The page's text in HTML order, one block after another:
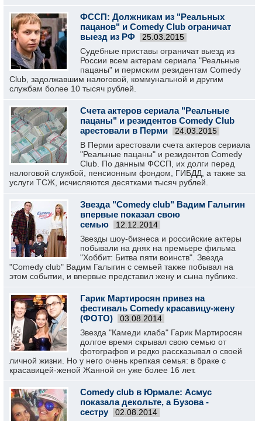
ФССП: Должникам из "Реальных
пацанов" и Comedy Club ограничат
выезд из РФ
25.03.2015
Судебные приставы ограничат выезд из
России всем актерам сериала "Реальные
пацаны" и пермским резидентам Comedy
Club, задолжавшим налоговой, коммунальной и другим
службам более 10 тысяч рублей.
Счета актеров сериала "Реальные
пацаны" и резидентов Comedy Club
арестовали в Перми
24.03.2015
В Перми арестовали счета актеров сериала
"Реальные пацаны" и резидентов Comedy
Club. По данным ФССП, их долги перед
налоговой службой, пенсионным фондом, ГИБДД, а также за
услуги ТСЖ, исчисляются десятками тысяч рублей.
Звезда "Comedy club" Вадим Галыгин
впервые показал свою
семью
12.12.2014
Звезды шоу-бизнеса и российские актеры
побывали на днях на премьере фильма
"Хоббит: Битва пяти воинств". Звезда
"Comedy club" Вадим Галыгин с семьей также побывал на
этом событии, и впервые представил жену и сына публике.
Гарик Мартиросян привез на
фестиваль Comedy красавицу-жену
(ФОТО)
03.08.2014
Звезда "Камеди клаба" Гарик Мартиросян
долгое время скрывал свою семью от
фотографов и редко рассказывал о своей
личной жизни. Но у него очень крепкая семья: в браке с
красавицей-женой Жанной он уже более 16 лет.
Comedy club в Юрмале: Асмус
показала декольте, а Бузова -
сестру
02.08.2014